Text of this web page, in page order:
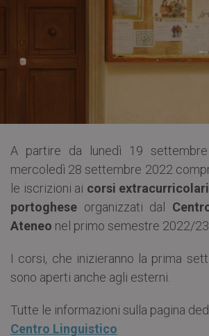
A partire da lunedì 19
mercoledì 28 settembre 2022
le iscrizioni ai corsi
portoghese organizzati dal
Ateneo nel primo semestre 2022/23.
I corsi, che inizieranno la prima
sono aperti anche agli esterni.
Tutte le informazioni sulla pagina
Centro Linguistico